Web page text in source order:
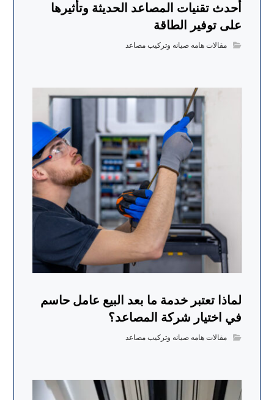
أحدث تقنيات المصاعد الحديثة وتأثيرها
على توفير الطاقة
مقالات هامه صيانه وتركيب مصاعد
لماذا تعتبر خدمة ما بعد البيع عامل حاسم
في اختيار شركة المصاعد؟
مقالات هامه صيانه وتركيب مصاعد